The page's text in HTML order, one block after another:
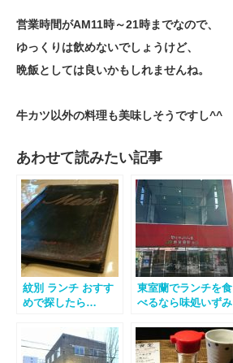
営業時間がAM11時～21時までなので、
ゆっくりは飲めないでしょうけど、
晩飯としては良いかもしれませんね。
牛カツ以外の料理も美味しそうですし^^
あわせて読みたい記事
紋別 ランチ おすす
めで探したら…
東室蘭でランチを食
べるなら味処いずみ